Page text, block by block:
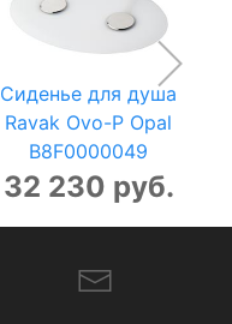
Сиденье для душа
Ravak Ovo-P Opal
B8F0000049
32 230 руб.